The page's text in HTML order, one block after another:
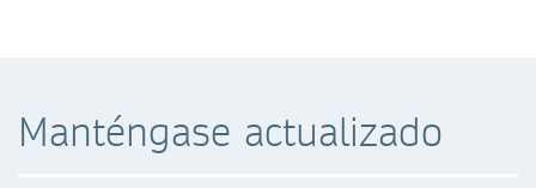
Manténgase actualizado